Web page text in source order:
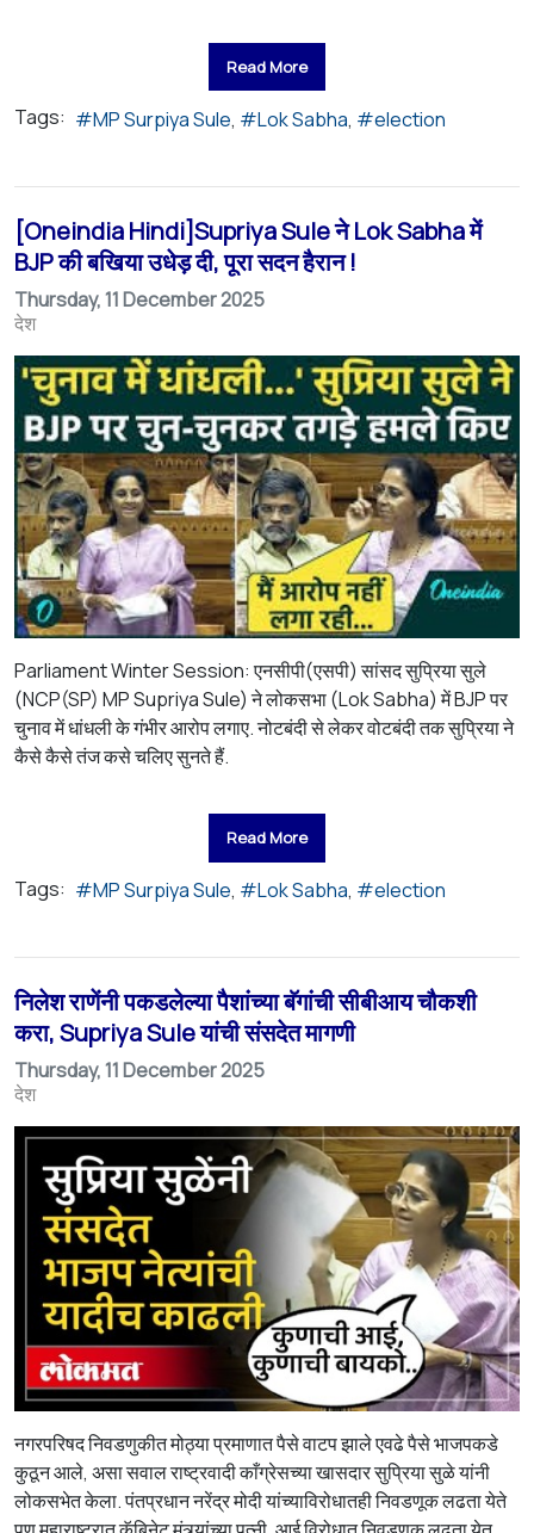
Read More
Tags: MP Surpiya Sule Lok Sabha election
[Oneindia Hindi]Supriya Sule ने Lok Sabha में
BJP की बखिया उधेड़ दी, पूरा सदन हैरान !
Thursday, 11 December 2025
देश
Parliament Winter Session: एनसीपी(एसपी) सांसद सुप्रिया सुले
(NCP(SP) MP Supriya Sule) ने लोकसभा (Lok Sabha) में BJP पर
चुनाव में धांधली के गंभीर आरोप लगाए. नोटबंदी से लेकर वोटबंदी तक सुप्रिया ने
कैसे कैसे तंज कसे चलिए सुनते हैं.
Read More
Tags: MP Surpiya Sule Lok Sabha election
निलेश राणेंनी पकडलेल्या पैशांच्या बॅगांची सीबीआय चौकशी
करा, Supriya Sule यांची संसदेत मागणी
Thursday, 11 December 2025
देश
नगरपरिषद निवडणुकीत मोठ्या प्रमाणात पैसे वाटप झाले एवढे पैसे भाजपकडे
कुठून आले, असा सवाल राष्ट्रवादी काँग्रेसच्या खासदार सुप्रिया सुळे यांनी
लोकसभेत केला. पंतप्रधान नरेंद्र मोदी यांच्याविरोधातही निवडणूक लढता येते